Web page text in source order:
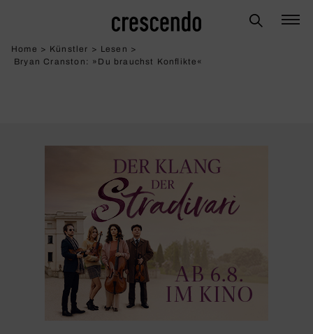
Home > Künstler > Lesen >
Bryan Cranston: »Du brauchst Konflikte«